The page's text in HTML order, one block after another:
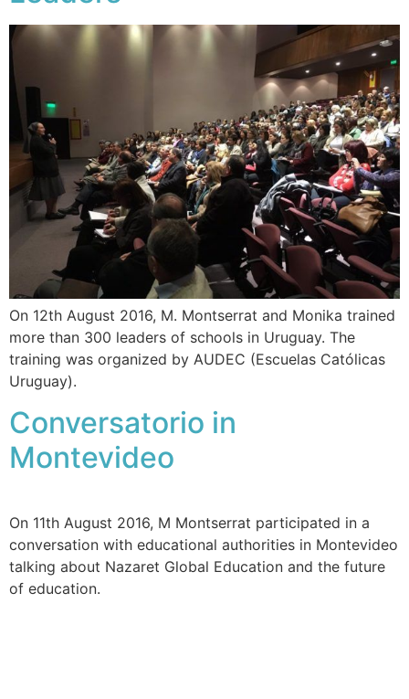
On 12th August 2016, M. Montserrat and Monika trained
more than 300 leaders of schools in Uruguay. The
training was organized by AUDEC (Escuelas Católicas
Uruguay).
Conversatorio in
Montevideo
On 11th August 2016, M Montserrat participated in a
conversation with educational authorities in Montevideo
talking about Nazaret Global Education and the future
of education.